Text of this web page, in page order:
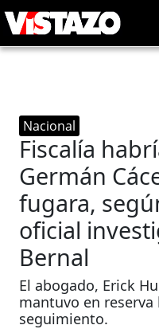
Nacional
Fiscalía
Germán
fugara,
oficial
Bernal
El abogado, Erick
mantuvo en
seguimiento.